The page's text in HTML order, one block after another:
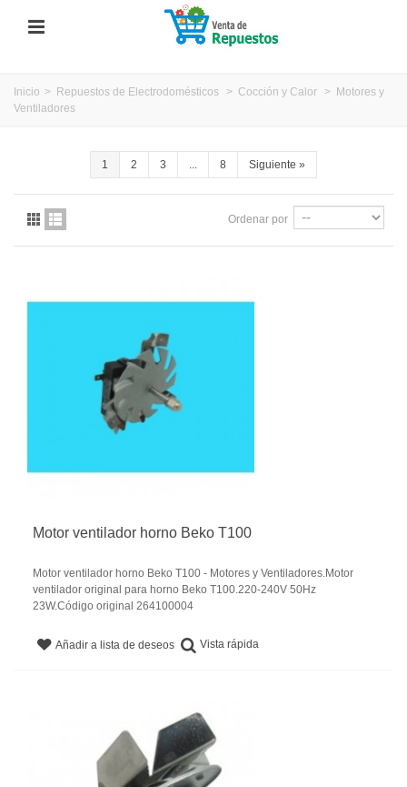
Inicio > Repuestos de Electrodomésticos > Cocción y Calor > Motores y
Ventiladores
1 2 3 ... 8 Siguiente »
Ordenar por
Motor ventilador horno Beko T100
Motor ventilador horno Beko T100 - Motores y Ventiladores.Motor
ventilador original para horno Beko T100.220-240V 50Hz
23W.Código original 264100004
Añadir a lista de deseos Vista rápida